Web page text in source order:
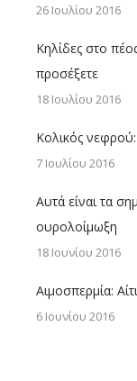
26 Ιουλίου 2016
Κηλίδες στο
προσέξετε
18 Ιουλίου 2016
Κολικός
7 Ιουλίου 2016
Αυτά είναι τα
ουρολοίμωξη
18 Ιουνίου 2016
Αιμοσπερμία:
6 Ιουνίου 2016